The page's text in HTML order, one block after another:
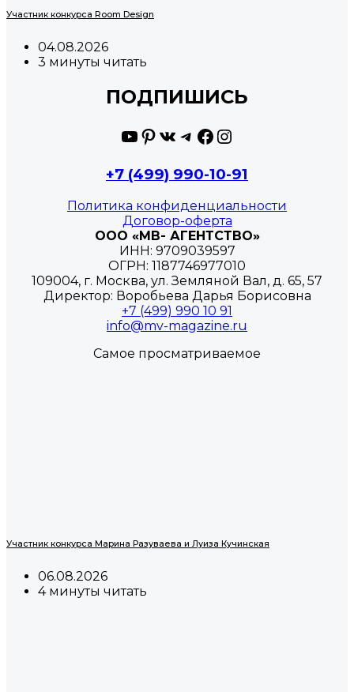
Участник конкурса Room Design
04.08.2026
3 минуты читать
ПОДПИШИСЬ
YouTube
Pinterest
ВКонтакте
Telegram
Facebook
Instagram
+7 (499) 990-10-91
Политика конфиденциальности
Договор-оферта
ООО «МВ- АГЕНТСТВО»
ИНН: 9709039597
ОГРН: 1187746977010
109004, г. Москва, ул. Земляной Вал, д. 65, 57
Директор: Воробьева Дарья Борисовна
+7 (499) 990 10 91
info@mv-magazine.ru
Самое просматриваемое
Участник конкурса Марина Разуваева и Луиза Кучинская
06.08.2026
4 минуты читать